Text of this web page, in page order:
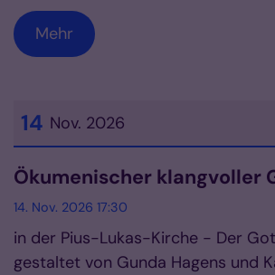
Mehr
14 Nov. 2026
Datum: 14. November 2026
Ökumenischer klangvoller
14. Nov. 2026 17:30
in der Pius-Lukas-Kirche - Der
gestaltet von Gunda Hagens und